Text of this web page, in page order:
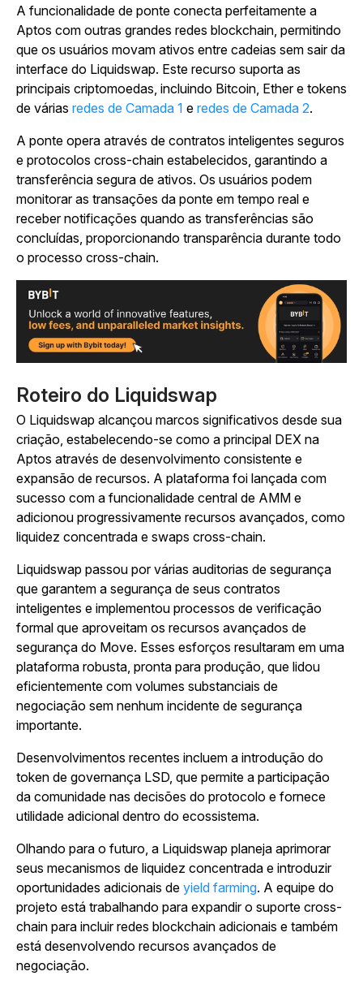
A funcionalidade de ponte conecta perfeitamente a
Aptos com outras grandes redes blockchain, permitindo
que os usuários movam ativos entre cadeias sem sair da
interface do Liquidswap. Este recurso suporta as
principais criptomoedas, incluindo Bitcoin, Ether e tokens
de várias redes de Camada 1 e redes de Camada 2.
A ponte opera através de contratos inteligentes seguros
e protocolos cross-chain estabelecidos, garantindo a
transferência segura de ativos. Os usuários podem
monitorar as transações da ponte em tempo real e
receber notificações quando as transferências são
concluídas, proporcionando transparência durante todo
o processo cross-chain.
Roteiro do Liquidswap
O Liquidswap alcançou marcos significativos desde sua
criação, estabelecendo-se como a principal DEX na
Aptos através de desenvolvimento consistente e
expansão de recursos. A plataforma foi lançada com
sucesso com a funcionalidade central de AMM e
adicionou progressivamente recursos avançados, como
liquidez concentrada e swaps cross-chain.
Liquidswap passou por várias auditorias de segurança
que garantem a segurança de seus contratos
inteligentes e implementou processos de verificação
formal que aproveitam os recursos avançados de
segurança do Move. Esses esforços resultaram em uma
plataforma robusta, pronta para produção, que lidou
eficientemente com volumes substanciais de
negociação sem nenhum incidente de segurança
importante.
Desenvolvimentos recentes incluem a introdução do
token de governança LSD, que permite a participação
da comunidade nas decisões do protocolo e fornece
utilidade adicional dentro do ecossistema.
Olhando para o futuro, a Liquidswap planeja aprimorar
seus mecanismos de liquidez concentrada e introduzir
oportunidades adicionais de yield farming. A equipe do
projeto está trabalhando para expandir o suporte cross-
chain para incluir redes blockchain adicionais e também
está desenvolvendo recursos avançados de
negociação.